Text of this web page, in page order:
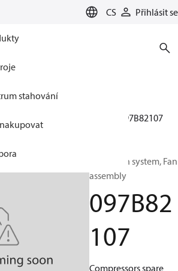
CS Přihlásit se
stahování
Solutions pro vytápění
097B82107
BOCK, Fan system, Fan
assembly
097B82
107
Compressors spare